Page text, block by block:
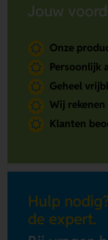
Jouw
Onze
Persoonlijk
Geheel
Wij
Klanten
Hulp
de expert.